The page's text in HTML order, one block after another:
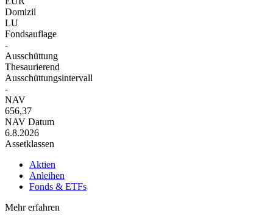
Domizil
LU
Fondsauflage
-
Ausschüttung
Thesaurierend
Ausschüttungsintervall
-
NAV
656,37
NAV Datum
6.8.2026
Assetklassen
Aktien
Anleihen
Fonds & ETFs
Mehr erfahren